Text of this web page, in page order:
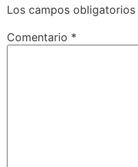
Los campos
Comentario *